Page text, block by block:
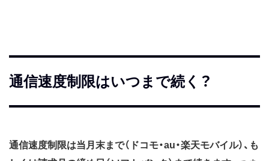
通信速度制限はいつまで続く？
通信速度制限は当月末まで（ドコモ・au・楽天モバイル）、も